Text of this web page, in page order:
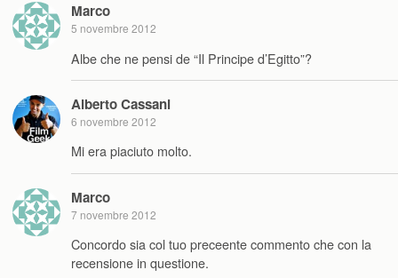
Marco
5 novembre 2012
Albe che ne pensi de “Il Principe d’Egitto”?
Alberto Cassani
6 novembre 2012
Mi era piaciuto molto.
Marco
7 novembre 2012
Concordo sia col tuo preceente commento che con la
recensione in questione.